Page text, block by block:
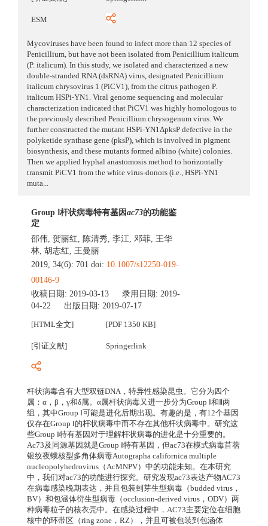
ESM
Mycoviruses have been found to infect more than 12 species of
Penicillium, but have not been isolated from Penicillium italicum
(P. italicum). In this study, we isolated and characterized a new
double-stranded RNA (dsRNA) virus, designated Penicillium
italicum chrysovirus 1 (PiCV1), from the citrus pathogen P.
italicum HSPi-YN1. Viral genome sequencing and molecular
characterization indicated that PiCV1 was highly homologous to
the previously described Penicillium chrysogenum virus. We
further constructed the mutant HSPi-YN1ΔpksP defective in the
polyketide synthase gene (pksP), which is involved in pigment
biosynthesis, and these mutants formed albino (white) colonies.
Then we applied hyphal anastomosis method to horizontally
transmit PiCV1 from the white virus-donors (i.e., HSPi-YN1
muta...
Group Ⅰ杆状病毒特有基因ac73的功能鉴
定
邵伟,贺丽红, 陈清秀,李江,邓菲,王华
林,胡志红,王曼丽
2019, 34(6): 701 doi: 10.1007/s12250-019-
00146-9
收稿日期:2019-03-13 录用日期:2019-
04-22
出版日期:2019-07-17
[HTML全文] [PDF 1350 KB]
[引证文献] Springerlink
杆状病毒含有大型双链DNA，特异性感染昆虫。它分为四个
属：α，β，γ和δ属。α属杆状病毒又进一步分为Group Ⅰ和Ⅱ两
组，其中Group Ⅰ可能是进化后期出现。有趣的是，有12个基因
仅存在Group Ⅰ的杆状病毒中而不存在其他杆状病毒中。研究这
些Group Ⅰ特有基因对于理解杆状病毒的进化是十分重要的。
Ac73及同源基因就是Group Ⅰ特有基因，但ac73在模式病毒苜蓿
银纹夜蛾核型多角体病毒Autographa californica multiple
nucleopolyhedrovirus（AcMNPV）中的功能未知。在本研究
中，我们对ac73的功能进行探究。研究发现ac73表达产物AC73
在病毒感染晚期表达，并且包装到芽生型病毒（budded virus，
BV）和包涵体衍生型病毒（occlusion-derived virus，ODV）两
种病毒粒子的核衣壳中。在感染过程中，AC73主要定位在细胞
核中的环带区（ring zone，RZ），并且可被包装到包涵体